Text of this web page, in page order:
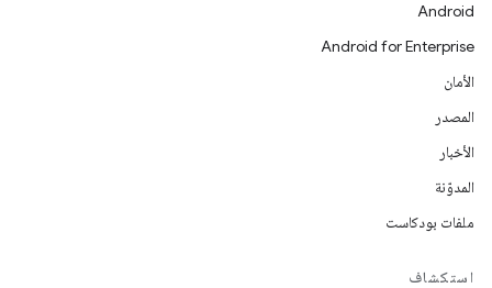
Android
Android for Enterprise
الأمان
المصدر
الأخبار
المدوّنة
ملفات بودكاست
استكشاف